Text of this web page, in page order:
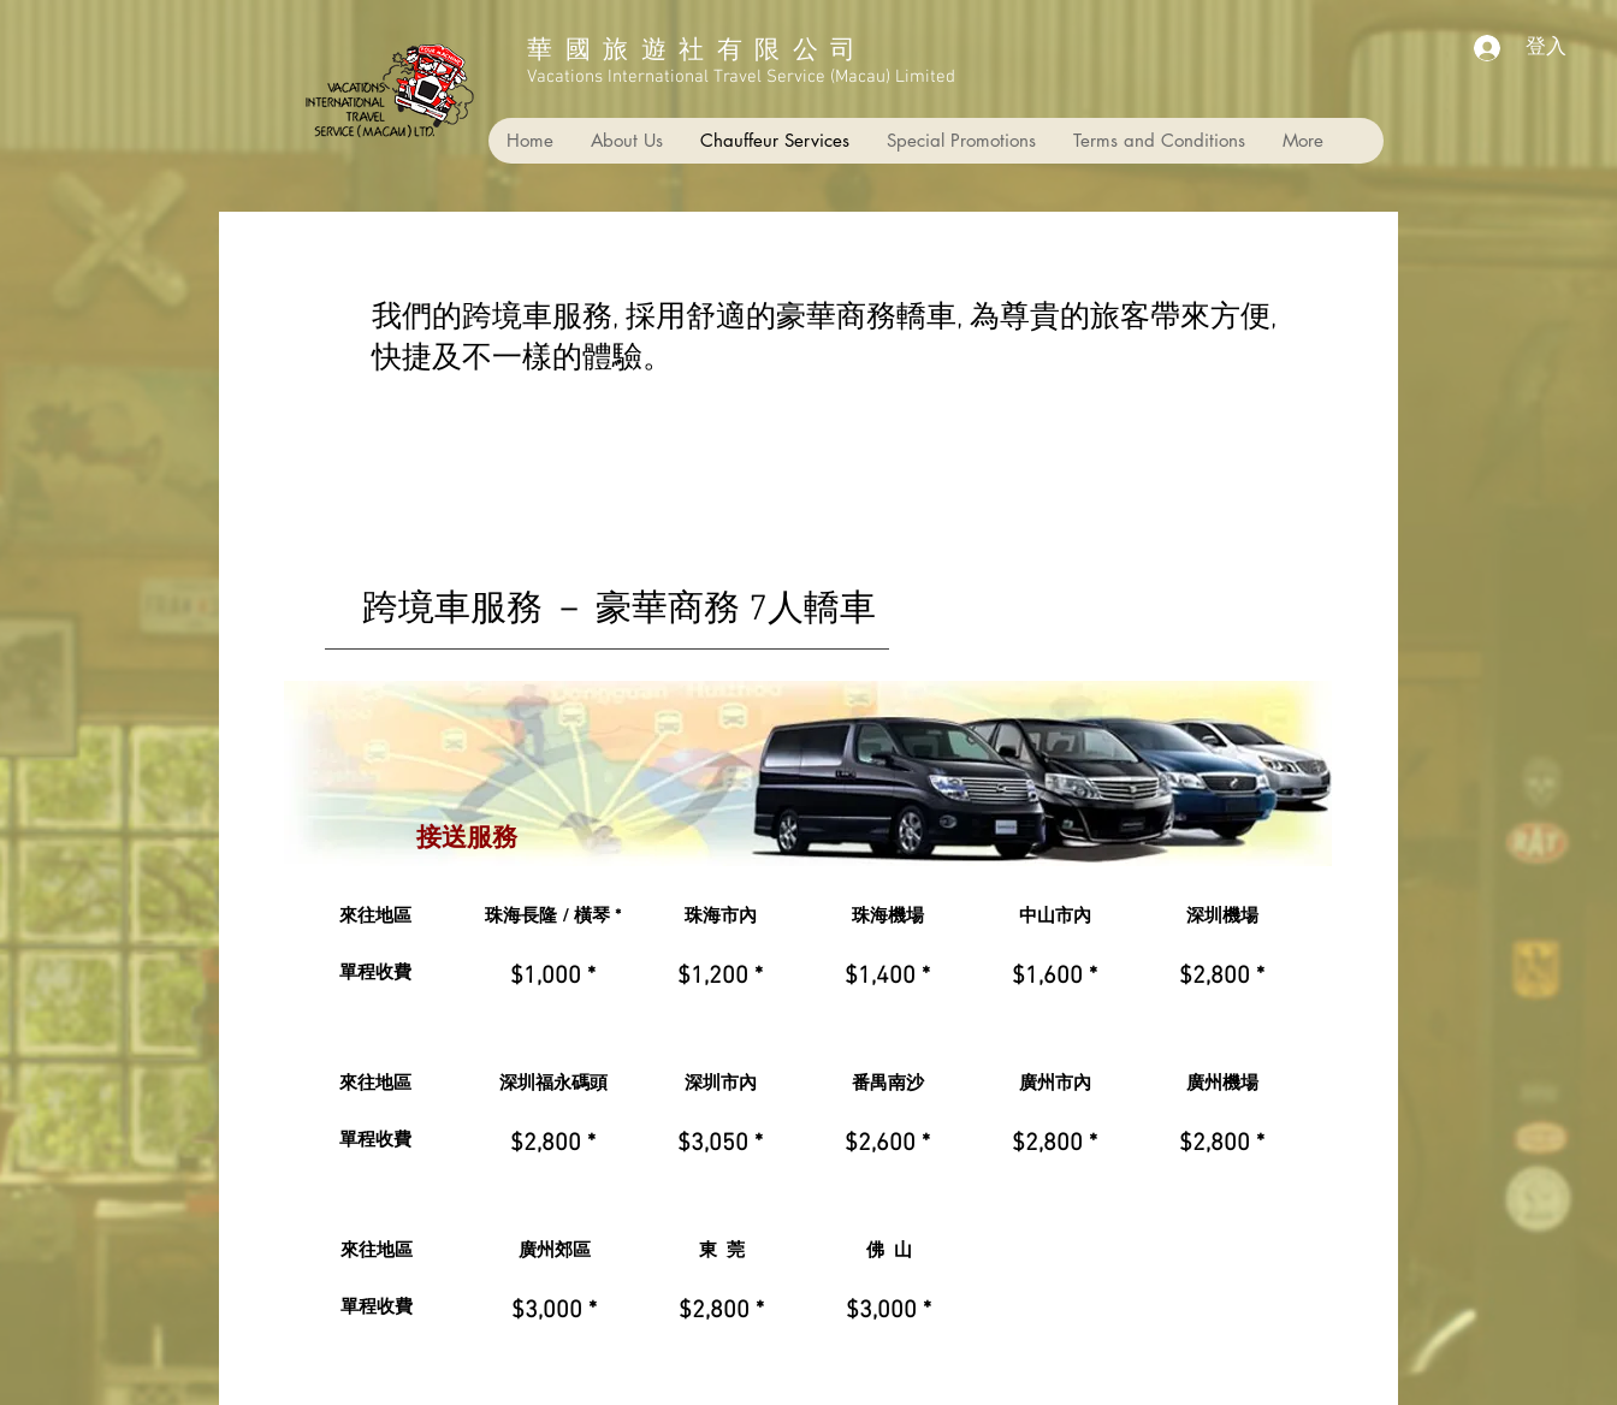
登入
華國旅遊社有限公司
Vacations International Travel Service (Macau) Limited
Home About Us Chauffeur Services Special Promotions Terms and Conditions More
我們的跨境車服務, 採用舒適的豪華商務轎車, 為尊貴的旅客帶來方便,
快捷及不一樣的體驗。
跨境車服務 － 豪華商務 7人轎車
接送服務
來往地區
單程收費
珠海長隆 / 橫琴 *
$1,000 *
珠海市內
$1,200 *
珠海機場
$1,400 *
中山市內
$1,600 *
深圳機場
$2,800 *
來往地區
單程收費
深圳福永碼頭
$2,800 *
深圳市內
$3,050 *
番禺南沙
$2,600 *
廣州市內
$2,800 *
廣州機場
$2,800 *
來往地區
單程收費
廣州郊區
$3,000 *
東 莞
$2,800 *
佛 山
$3,000 *